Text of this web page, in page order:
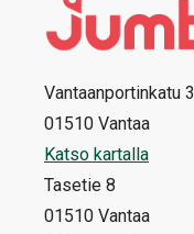
Vantaanportinkatu 3
01510 Vantaa
Katso kartalla
Tasetie 8
01510 Vantaa